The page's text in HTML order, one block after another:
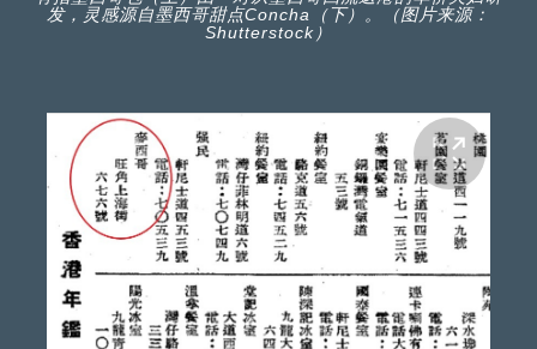
发，灵感源自墨西哥甜点Concha（下）。（图片来源：
Shutterstock）